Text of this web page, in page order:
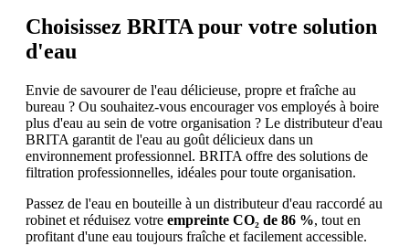
Choisissez BRITA pour votre solution
d'eau
Envie de savourer de l'eau délicieuse, propre et fraîche au
bureau ? Ou souhaitez-vous encourager vos employés à boire
plus d'eau au sein de votre organisation ? Le distributeur d'eau
BRITA garantit de l'eau au goût délicieux dans un
environnement professionnel. BRITA offre des solutions de
filtration professionnelles, idéales pour toute organisation.
Passez de l'eau en bouteille à un distributeur d'eau raccordé au
robinet et réduisez votre empreinte CO₂ de 86 %, tout en
profitant d'une eau toujours fraîche et facilement accessible.